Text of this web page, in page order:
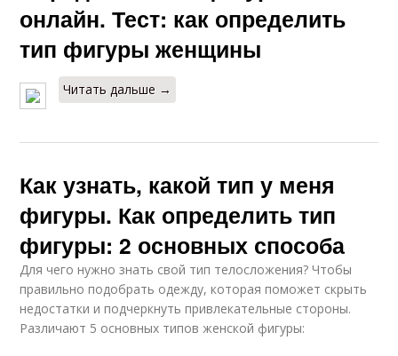
онлайн. Тест: как определить
тип фигуры женщины
Читать дальше →
Как узнать, какой тип у меня
фигуры. Как определить тип
фигуры: 2 основных способа
Для чего нужно знать свой тип телосложения? Чтобы
правильно подобрать одежду, которая поможет скрыть
недостатки и подчеркнуть привлекательные стороны.
Различают 5 основных типов женской фигуры: